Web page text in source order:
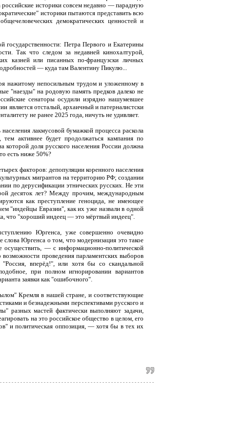
историки совсем недавно — парадную
историки пытаются представить всю
демократических ценностей и
государственности: Петра Первого и Екатерины
Так что следом за недавней кинохалтурой,
казней или писанных по-французски личных
— куда там Валентину Пикулю...
нажитому непосильным трудом и уложенному в
"наезды" на родовую память предков далеко не
сенаторы осудили изрядно нашумевшее
является отсталый, архаичный и патерналистски
не ранее 2025 года, ничуть не удивляет.
лакмусовой бумажкой процесса раскола
активнее будет продолжаться кампания по
доля русского населения России должна
есть ниже 50%?
факторов: депопуляции коренного населения
мигрантов на территорию РФ; создании
по дерусификации этнических русских. Не эти
десяток лет? Между прочим, международным
как преступление геноцида, не имеющее
"индейцы Евразии", как их уже назвали в одной
что "хороший индеец — это мёртвый индеец".
Юргенса, уже совершенно очевидно
слова Юргенса о том, что модернизация это такое
осуществить, — с информационно-политической
проведения парламентских выборов
вперёд!", или хотя бы со скандальной
при полном игнорировании вариантов
заявки как "ошибочного".
Кремля в нашей стране, и соответствующие
и безнадежными перспективами русского и
разных мастей фактически выполняют задачи,
на это российское общество в целом, его
и политическая оппозиция, — хотя бы в тех их